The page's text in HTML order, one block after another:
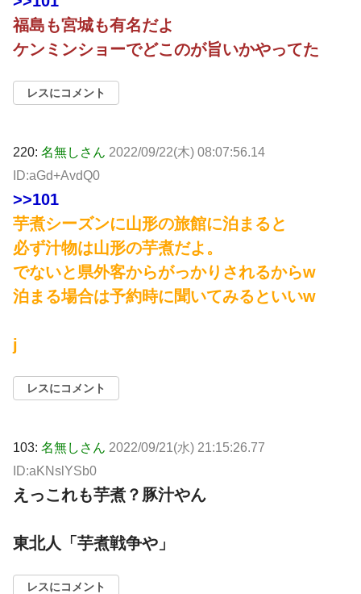
福島も宮城も有名だよ
ケンミンショーでどこのが旨いかやってた
レスにコメント
220: 名無しさん 2022/09/22(木) 08:07:56.14
ID:aGd+AvdQ0
>>101
芋煮シーズンに山形の旅館に泊まると
必ず汁物は山形の芋煮だよ。
でないと県外客からがっかりされるからw
泊まる場合は予約時に聞いてみるといいw
j
レスにコメント
103: 名無しさん 2022/09/21(水) 21:15:26.77
ID:aKNslYSb0
えっこれも芋煮？豚汁やん
東北人「芋煮戦争や」
レスにコメント